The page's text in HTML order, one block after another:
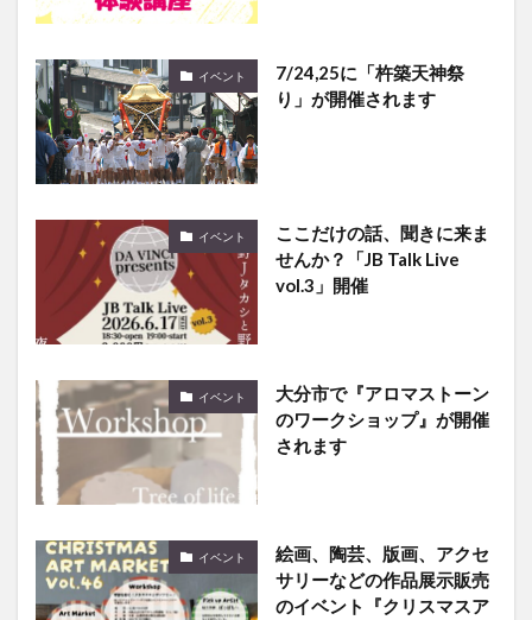
イベント
7/24,25に「杵築天神祭
り」が開催されます
イベント
ここだけの話、聞きに来ま
せんか？「JB Talk Live
vol.3」開催
イベント
大分市で『アロマストーン
のワークショップ』が開催
されます
イベント
絵画、陶芸、版画、アクセ
サリーなどの作品展示販売
のイベント『クリスマスア